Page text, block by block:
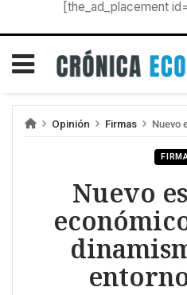
[the_ad_placement
Opinión Firmas Nuevo
Nuevo